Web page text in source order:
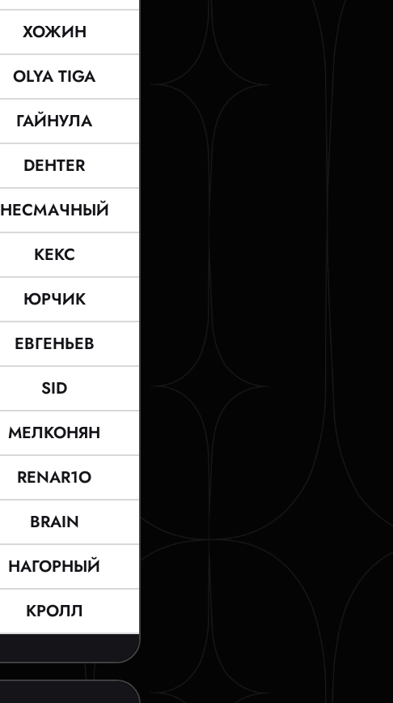
ХОЖИН
OLYA TIGA
ГАЙНУЛА
DEHTER
НЕСМАЧНЫЙ
КЕКС
ЮРЧИК
ЕВГЕНЬЕВ
SID
МЕЛКОНЯН
RENAR1O
BRAIN
НАГОРНЫЙ
КРОЛЛ